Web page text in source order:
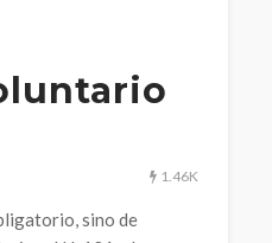
1.46K
sino de